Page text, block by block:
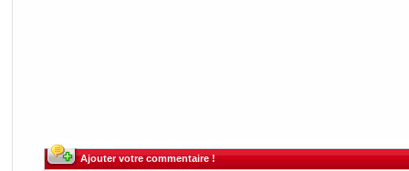
Ajouter votre commentaire !